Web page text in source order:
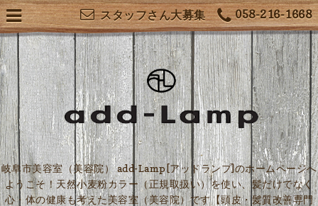
058-216-1668
スタッフさん大募集
岐阜市美容室（美容院） add-Lamp[アッドランプ]のホームページへ
ようこそ！天然小麦粉カラー（正規取扱い）を使い、髪だけでなく
心・体の健康も考えた美容室（美容院）です【頭皮・髪質改善専門